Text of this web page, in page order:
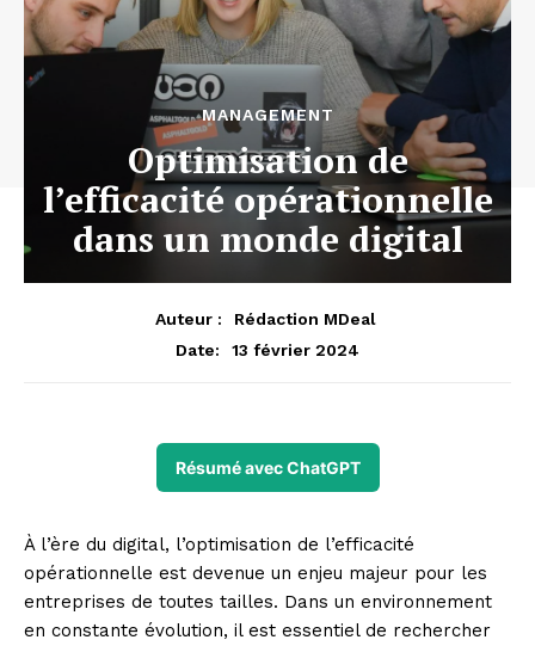
MANAGEMENT
Optimisation de
l’efficacité opérationnelle
dans un monde digital
Auteur :
Rédaction MDeal
Date:
13 février 2024
Résumé avec ChatGPT
À l’ère du digital, l’optimisation de l’efficacité
opérationnelle est devenue un enjeu majeur pour les
entreprises de toutes tailles. Dans un environnement
en constante évolution, il est essentiel de rechercher